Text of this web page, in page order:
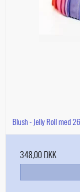
Blush - Jelly Roll med
348,00 DKK